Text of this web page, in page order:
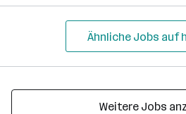
Ähnliche Jobs auf
Weitere Jobs